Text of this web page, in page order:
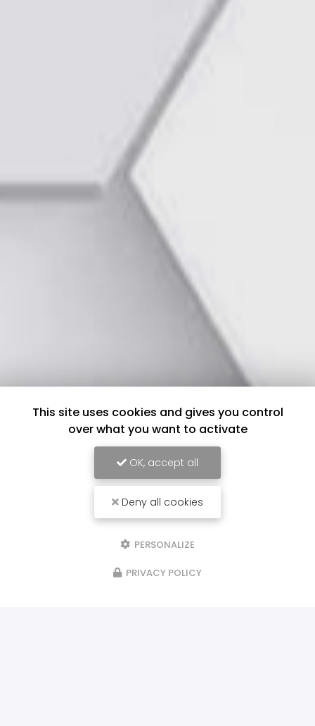
This site uses cookies and gives you control
over what you want to activate
OK, accept all
Deny all cookies
PERSONALIZE
PRIVACY POLICY